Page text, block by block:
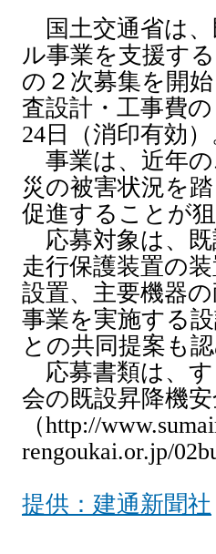
国土交通省は、
ル事業を支援す
の２次募集を開
査設計・工事費
24日（消印有効
事業は、近年の
災の被害状況を
促進することが
応募対象は、既
走行保護装置の
設置、主要機器
事業を実施する
との共同提案も
応募書類は、
会の既設昇降機
（http://
rengoukai.or.jp/
提供：建通新聞社